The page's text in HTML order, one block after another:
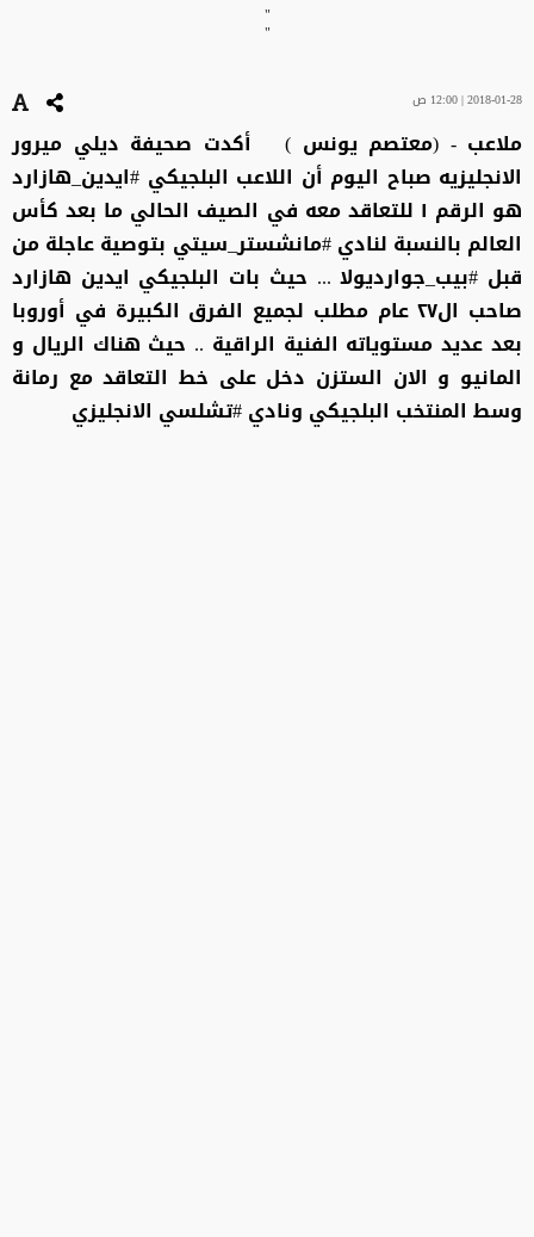
"
"
2018-01-28 | 12:00 ص
ملاعب - (معتصم يونس ) أكدت صحيفة ديلي ميرور
الانجليزيه صباح اليوم أن اللاعب البلجيكي #ايدين_هازارد
هو الرقم ١ للتعاقد معه في الصيف الحالي ما بعد كأس
العالم بالنسبة لنادي #مانشستر_سيتي بتوصية عاجلة من
قبل #بيب_جوارديولا ... حيث بات البلجيكي ايدين هازارد
صاحب ال٢٧ عام مطلب لجميع الفرق الكبيرة في أوروبا
بعد عديد مستوياته الفنية الراقية .. حيث هناك الريال و
المانيو و الان الستزن دخل على خط التعاقد مع رمانة
وسط المنتخب البلجيكي ونادي #تشلسي الانجليزي